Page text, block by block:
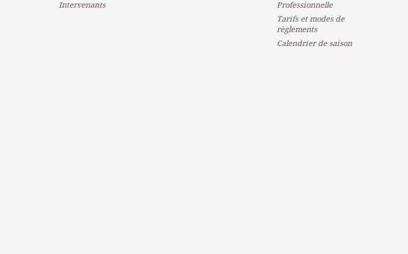
Intervenants
Professionnelle
Tarifs et modes de
règlements
Calendrier de saison